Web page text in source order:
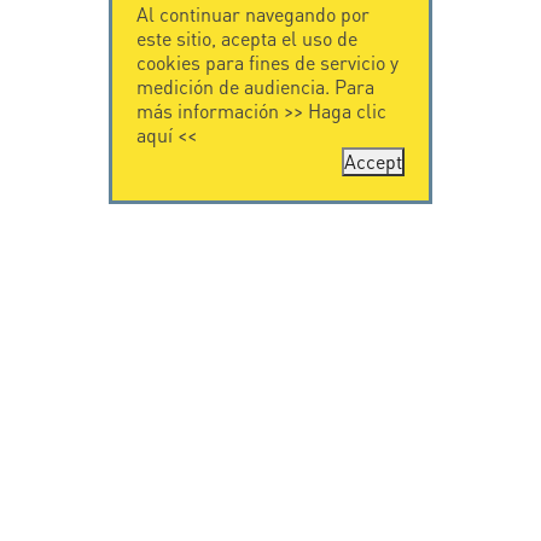
Al continuar navegando por
este sitio, acepta el uso de
cookies para fines de servicio y
medición de audiencia. Para
más información >> Haga clic
aquí<<
Accept